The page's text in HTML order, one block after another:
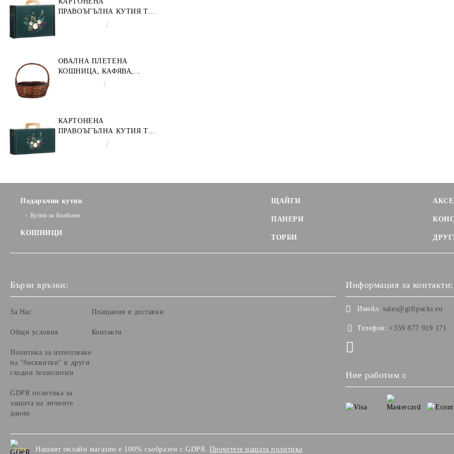
ПРАВОЪГЪЛНА КУТИЯ ТИП
"КУФАРЧЕ" ENCHANTED
ОВАЛНА ПЛЕТЕНА
КОШНИЦА, КАФЯВА,
35X30X12 СМ, SP609M
КАРТОНЕНА
ПРАВОЪГЪЛНА КУТИЯ ТИП
"КУФАРЧЕ" ENCHANTED
Подаръчни кутии
Кутии за Бонбони
КОШНИЦИ
ЩАЙГИ
ПАНЕРИ
ТОРБИ
Бързи връзки:
За Нас
Общи условия
Политика за използване
на "бисквитки" и други
сходни технологии
GDPR политика за
защита на личните
данни
Плащания и доставки
Контакти
Информация за контакти:
Имейл: sales@giftpacks.eu
Телефон: +359 877 919 171
Ние работим с
GDPR Нашият онлайн магазин е 100% съобразен с GDPR. Прочетете нашата политика